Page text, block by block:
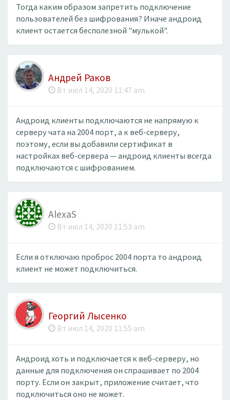
Тогда каким образом запретить подключение
пользователей без шифрования? Иначе андроид
клиент остается бесполезной "мулькой".
Андрей Раков
Вт июл 14, 2020 11:47 am
Андроид клиенты подключаются не напрямую к
серверу чата на 2004 порт, а к веб-серверу,
поэтому, если вы добавили сертификат в
настройках веб-сервера — андроид клиенты всегда
подключаются с шифрованием.
AlexaS
Вт июл 14, 2020 11:53 am
Если я отключаю проброс 2004 порта то андроид
клиент не может подключиться.
Георгий Лысенко
Вт июл 14, 2020 11:55 am
Андроид хоть и подключается к веб-серверу, но
данные для подключения он спрашивает по 2004
порту. Если он закрыт, приложение считает, что
подключиться оно не может.